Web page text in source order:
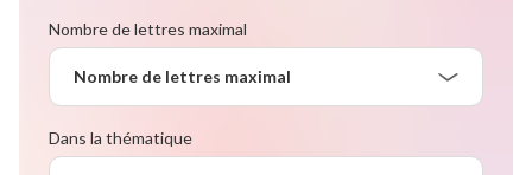
Nombre de lettres maximal
Nombre de lettres maximal
Dans la thématique